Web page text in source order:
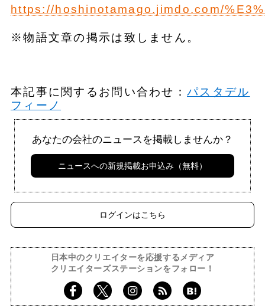
https://hoshinotamago.jimdo.com/
※物語文章の掲示は致しません。
本記事に関するお問い合わせ：パスタデル
フィーノ
あなたの会社のニュースを掲載しませんか？
ニュースへの新規掲載お申込み（無料）
ログインはこちら
日本中のクリエイターを応援するメディア
クリエイターズステーションをフォロー！